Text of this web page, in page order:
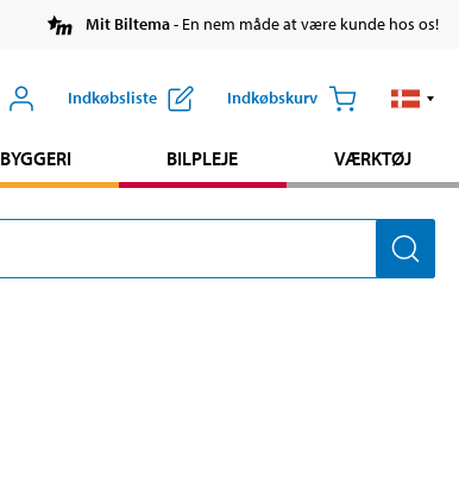
Mit Biltema- En nem måde at være kunde hos os!
Indkøbsliste Indkøbskurv
BYGGERI BILPLEJE VÆRKTØJ